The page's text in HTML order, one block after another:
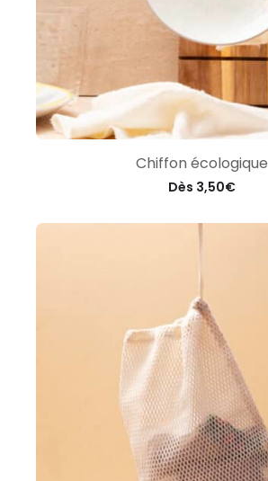
Chiffon écologique
Dès 3,50€